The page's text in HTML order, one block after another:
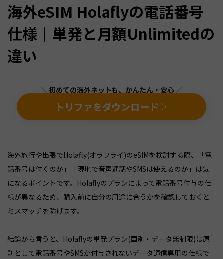
海外eSIM Holaflyの電話番号
仕様｜単発と月額Unlimitedの
違い
＼ 初めての海外ネットも、かんたん・安心 ／
トリファをダウンロード
海外旅行や出張でHolafly(オラフライ)のeSIMを検討する際、「電
話番号は付くのか」「現地で音声通話やSMSは使えるのか」は気
になるポイントです。Holaflyのプランによって電話番号付与の仕
様が異なるため、購入前に自分の用途に合うかを確認しておくと
ミスマッチを防げます。
結論から言うと、Holaflyの単発プラン(国別・データ無制限)は原
則として電話番号やSMSが付与されないデータ通信専用の仕様で